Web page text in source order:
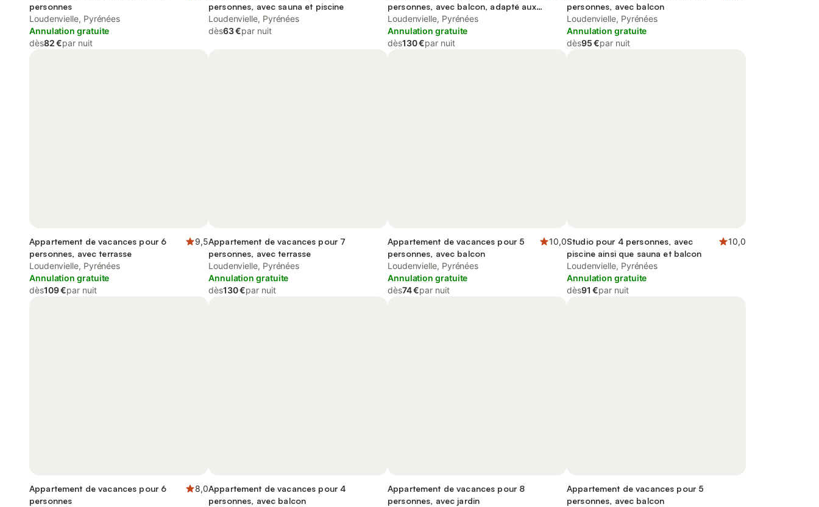
personnes
Loudenvielle, Pyrénées
Annulation gratuite
dès82 €par nuit
personnes, avec sauna et piscine
Loudenvielle, Pyrénées
dès63 €par nuit
personnes, avec balcon, adapté aux
familles
Loudenvielle, Pyrénées
Annulation gratuite
dès130 €par nuit
personnes, avec balcon
Loudenvielle, Pyrénées
Annulation gratuite
dès95 €par nuit
Appartement de vacances pour 6
personnes, avec terrasse
9,5
Loudenvielle, Pyrénées
Annulation gratuite
dès109 €par nuit
Appartement de vacances pour 7
personnes, avec terrasse
Loudenvielle, Pyrénées
Annulation gratuite
dès130 €par nuit
Appartement de vacances pour 5
personnes, avec balcon
10,0
Loudenvielle, Pyrénées
Annulation gratuite
dès74 €par nuit
Studio pour 4 personnes, avec
piscine ainsi que sauna et balcon
10,0
Loudenvielle, Pyrénées
Annulation gratuite
dès91 €par nuit
Appartement de vacances pour 6
personnes
8,0Appartement de vacances pour 4
personnes, avec balcon
Appartement de vacances pour 8
personnes, avec jardin
Appartement de vacances pour 5
personnes, avec balcon